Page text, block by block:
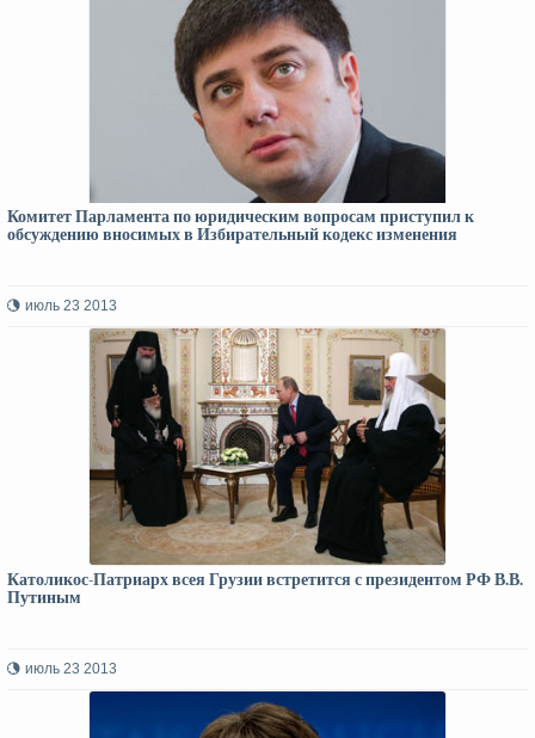
Комитет Парламента по юридическим вопросам приступил к
обсуждению вносимых в Избирательный кодекс изменения
июль 23 2013
Католикос-Патриарх всея Грузии встретится с президентом РФ В.В.
Путиным
июль 23 2013